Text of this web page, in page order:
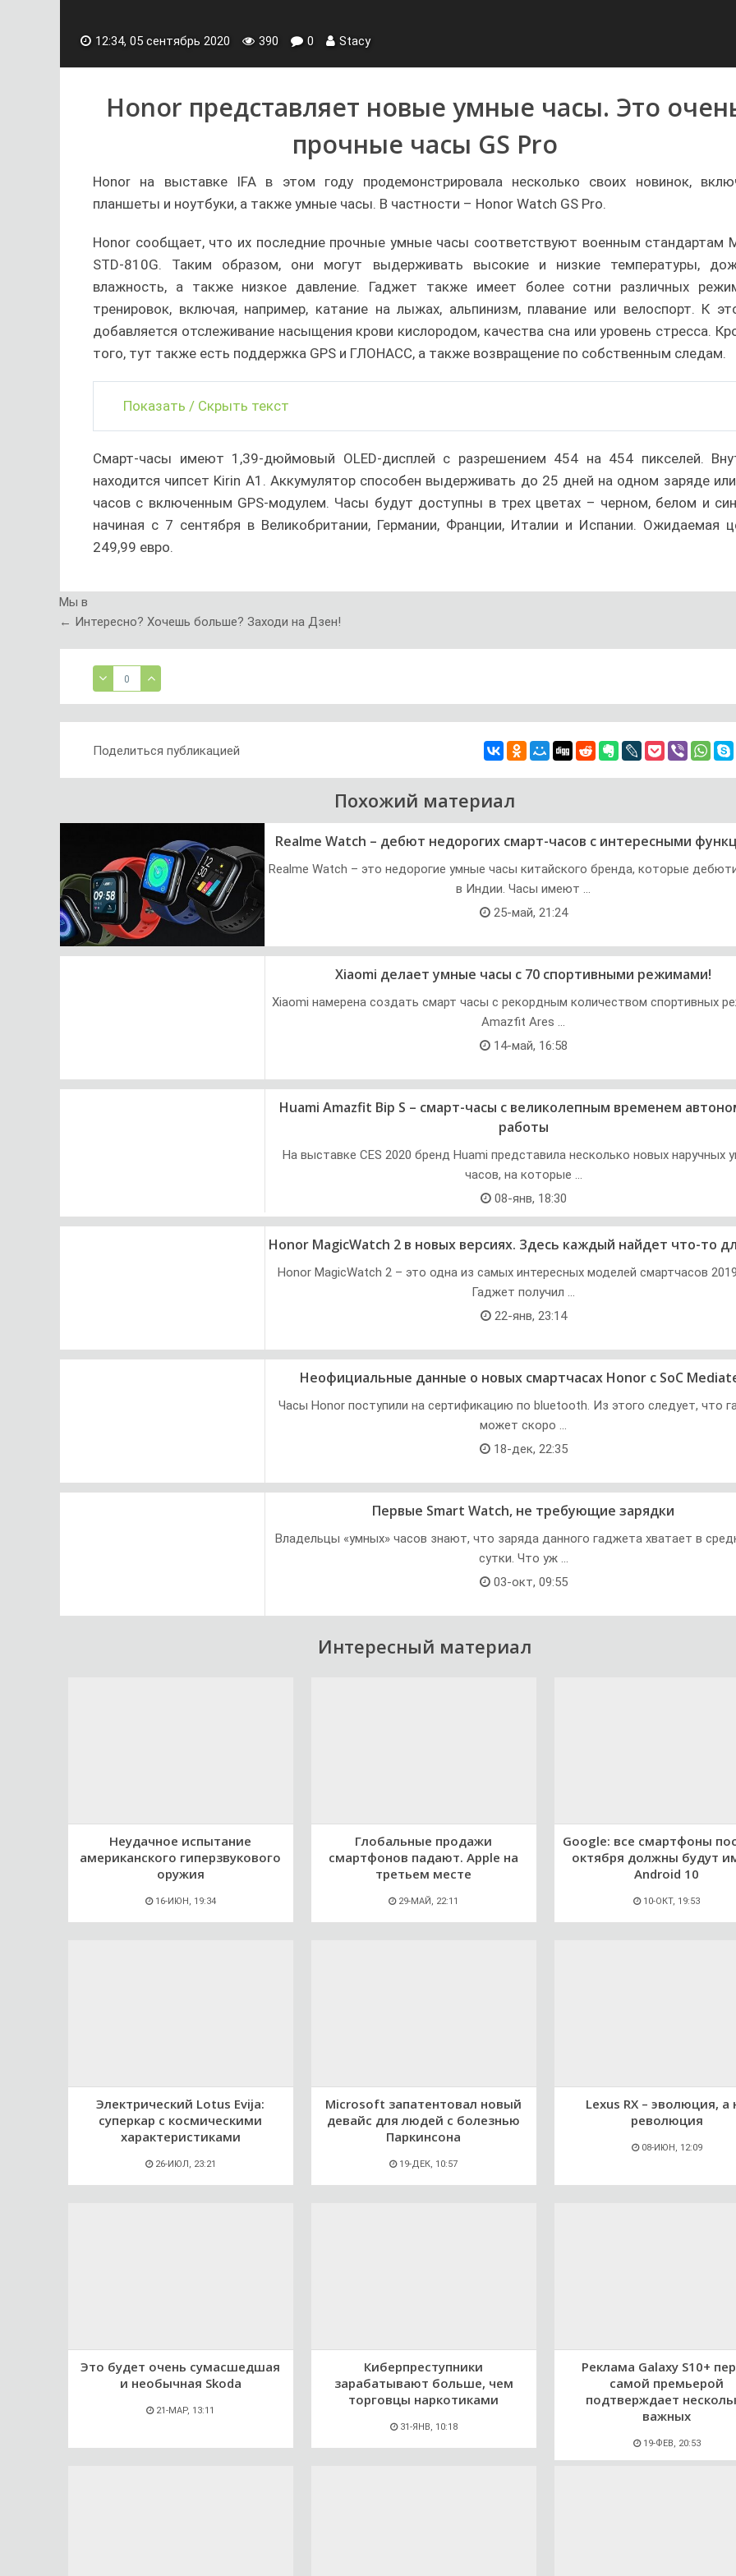
12:34, 05 сентябрь 2020 390 0 Stacy
Honor представляет новые умные часы. Это
прочные часы GS Pro
Honor на выставке IFA в этом году продемонстрировала несколько своих новинок,
планшеты и ноутбуки, а также умные часы. В частности – Honor Watch GS Pro.
Honor сообщает, что их последние прочные умные часы соответствуют военным стандартам
STD-810G. Таким образом, они могут выдерживать высокие и низкие температуры,
влажность, а также низкое давление. Гаджет также имеет более сотни различных
тренировок, включая, например, катание на лыжах, альпинизм, плавание или велоспорт. К
добавляется отслеживание насыщения крови кислородом, качества сна или уровень стресса.
того, тут также есть поддержка GPS и ГЛОНАСС, а также возвращение по собственным следам.
Показать / Скрыть текст
Смарт-часы имеют 1,39-дюймовый OLED-дисплей с разрешением 454 на 454 пикселей.
находится чипсет Kirin A1. Аккумулятор способен выдерживать до 25 дней на одном заряде
часов с включенным GPS-модулем. Часы будут доступны в трех цветах – черном, белом и
начиная с 7 сентября в Великобритании, Германии, Франции, Италии и Испании. Ожидаемая
249,99 евро.
Мы в
← Интересно? Хочешь больше? Заходи на Дзен!
0
Поделиться публикацией
Похожий материал
Realme Watch – дебют недорогих смарт-часов с интересными
Realme Watch – это недорогие умные часы китайского бренда, которые
в Индии. Часы имеют ...
25-май, 21:24
Xiaomi делает умные часы с 70 спортивными режимами!
Xiaomi намерена создать смарт часы с рекордным количеством спортивных
Amazfit Ares ...
14-май, 16:58
Huami Amazfit Bip S – смарт-часы с великолепным временем
работы
На выставке CES 2020 бренд Huami представила несколько новых наручных
часов, на которые ...
08-янв, 18:30
Honor MagicWatch 2 в новых версиях. Здесь каждый найдет что-то
Honor MagicWatch 2 – это одна из самых интересных моделей смартчасов
Гаджет получил ...
22-янв, 23:14
Неофициальные данные о новых смартчасах Honor с SoC
Часы Honor поступили на сертификацию по bluetooth. Из этого следует, что
может скоро ...
18-дек, 22:35
Первые Smart Watch, не требующие зарядки
Владельцы «умных» часов знают, что заряда данного гаджета хватает в
сутки. Что уж ...
03-окт, 09:55
Интересный материал
Неудачное испытание
американского гиперзвукового
оружия
16-ИЮН, 19:34
Глобальные продажи
смартфонов падают. Apple на
третьем месте
29-МАЙ, 22:11
Google: все смартфоны
октября должны будут
Android 10
10-ОКТ, 19:53
Электрический Lotus Evija:
суперкар с космическими
характеристиками
26-ИЮЛ, 23:21
Microsoft запатентовал новый
девайс для людей с болезнью
Паркинсона
19-ДЕК, 10:57
Lexus RX – эволюция, а
революция
08-ИЮН, 12:09
Это будет очень сумасшедшая
и необычная Skoda
21-МАР, 13:11
Киберпреступники
зарабатывают больше, чем
торговцы наркотиками
31-ЯНВ, 10:18
Реклама Galaxy S10+
самой премьерой
подтверждает
важных
19-ФЕВ, 20:53